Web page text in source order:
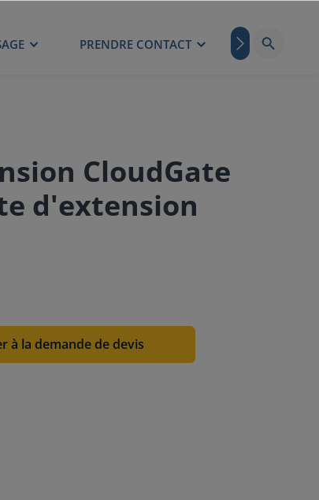
PRENDRE CONTACT BLOG
CloudGate
d'extension
à la demande de devis